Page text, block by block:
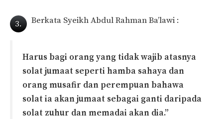
3. Berkata Syeikh Abdul Rahman Ba’lawi :
Harus bagi orang yang tidak wajib atasnya
solat jumaat seperti hamba sahaya dan
orang musafir dan perempuan bahawa
solat ia akan jumaat sebagai ganti daripada
solat zuhur dan memadai akan dia.”